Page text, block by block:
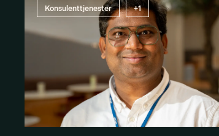
Konsulenttjenester +1